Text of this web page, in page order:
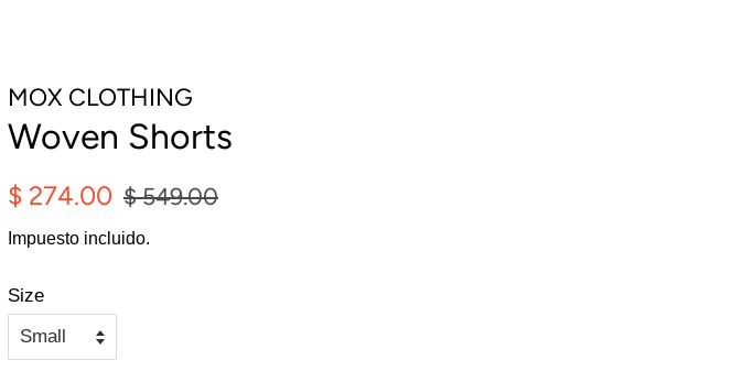
MOX CLOTHING
Woven Shorts
Precio
$ 274.00 Precio
oferta
$ 549.00
Impuesto incluido.
Size